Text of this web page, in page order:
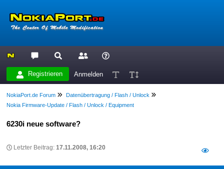
Registrieren Anmelden
NokiaPort.de Forum
Datenübertragung / Flash / Unlock
Nokia Firmware-Update / Flash / Unlock / Equipment
6230i neue software?
Letzter Beitrag: 17.11.2008, 16:20